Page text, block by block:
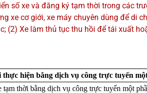
số xe và đăng ký tạm thời trong các
xe cơ giới, xe máy chuyên dùng để di
(2) Xe làm thủ tục thu hồi để tái xuất
hiện bằng dịch vụ công trực tuyến
thời bằng dịch vụ công trực tuyến một